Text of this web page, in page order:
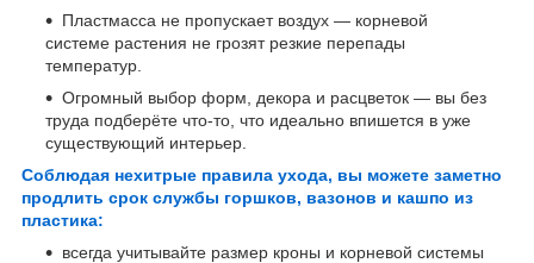
Пластмасса не пропускает воздух — корневой
системе растения не грозят резкие перепады
температур.
Огромный выбор форм, декора и расцветок — вы без
труда подберёте что-то, что идеально впишется в уже
существующий интерьер.
Соблюдая нехитрые правила ухода, вы можете заметно
продлить срок службы горшков, вазонов и кашпо из
пластика:
всегда учитывайте размер кроны и корневой системы